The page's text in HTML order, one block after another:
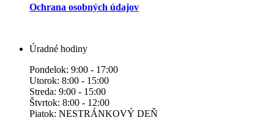
Ochrana osobných údajov
Úradné hodiny
Pondelok: 9:00 - 17:00
Utorok: 8:00 - 15:00
Streda: 9:00 - 15:00
Štvrtok: 8:00 - 12:00
Piatok: NESTRÁNKOVÝ DEŇ